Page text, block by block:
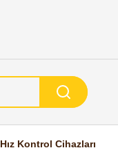
Hız Kontrol Cihazları